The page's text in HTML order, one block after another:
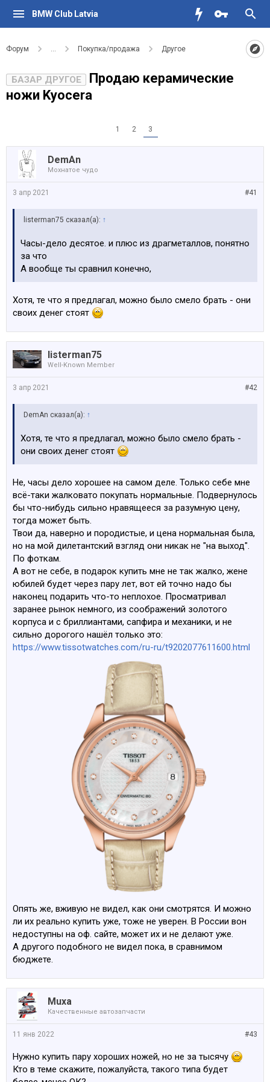
BMW Club Latvia
Форум ... Покупка/продажа Другое
БАЗАР ДРУГОЕ
Продаю керамические
ножи Kyocera
1 2 3
DemAn
Мохнатое чудо
#41
3 апр 2021
listerman75 сказал(а): ↑
Часы-дело десятое. и плюс из драгметаллов, понятно
за что
А вообще ты сравнил конечно,
Хотя, те что я предлагал, можно было смело брать - они
своих денег стоят
listerman75
Well-Known Member
#42
3 апр 2021
DemAn сказал(а): ↑
Хотя, те что я предлагал, можно было смело брать -
они своих денег стоят
Не, часы дело хорошее на самом деле. Только себе мне
всё-таки жалковато покупать нормальные. Подвернулось
бы что-нибудь сильно нравящееся за разумную цену,
тогда может быть.
Твои да, наверно и породистые, и цена нормальная была,
но на мой дилетантский взгляд они никак не "на выход".
По фоткам.
А вот не себе, в подарок купить мне не так жалко, жене
юбилей будет через пару лет, вот ей точно надо бы
наконец подарить что-то неплохое. Просматривал
заранее рынок немного, из соображений золотого
корпуса и с бриллиантами, сапфира и механики, и не
сильно дорогого нашёл только это:
https://www.tissotwatches.com/ru-ru/t9202077611600.html
Опять же, вживую не видел, как они смотрятся. И можно
ли их реально купить уже, тоже не уверен. В России вон
недоступны на оф. сайте, может их и не делают уже.
А другого подобного не видел пока, в сравнимом
бюджете.
Muxa
Качественные автозапчасти
#43
11 янв 2022
Нужно купить пару хороших ножей, но не за тысячу
Кто в теме скажите, пожалуйста, такого типа будет